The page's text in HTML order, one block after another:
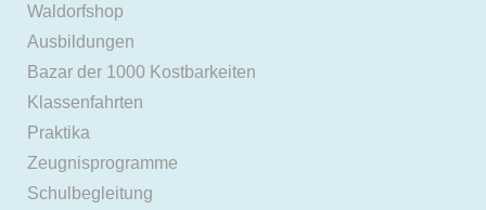
Waldorfshop
Ausbildungen
Bazar der 1000 Kostbarkeiten
Klassenfahrten
Praktika
Zeugnisprogramme
Schulbegleitung